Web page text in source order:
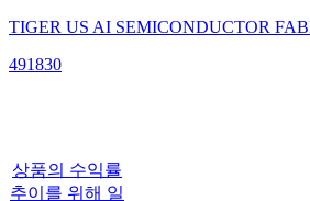
TIGER US AI SEMICONDUCTOR
491830
상품의 수익률
추이를 위해 일